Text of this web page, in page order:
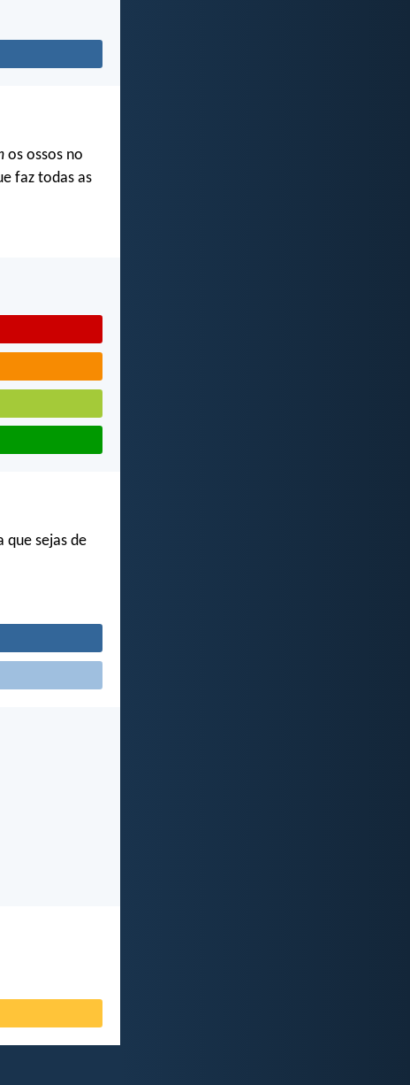
os ossos no
faz todas as
que sejas de